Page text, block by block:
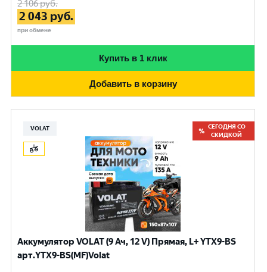
2 106руб.
2 043 руб.
при обмене
Купить в 1 клик
Добавить в корзину
VOLAT
СЕГОДНЯ СО
СКИДКОЙ
Аккумулятор VOLAT (9 Ач, 12 V) Прямая, L+ YTX9-BS
арт.YTX9-BS(MF)Volat